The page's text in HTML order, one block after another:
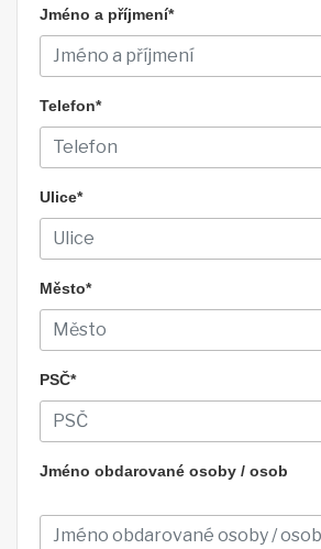
Jméno a příjmení*
Telefon*
Ulice*
Město*
PSČ*
Jméno obdarované osoby / osob